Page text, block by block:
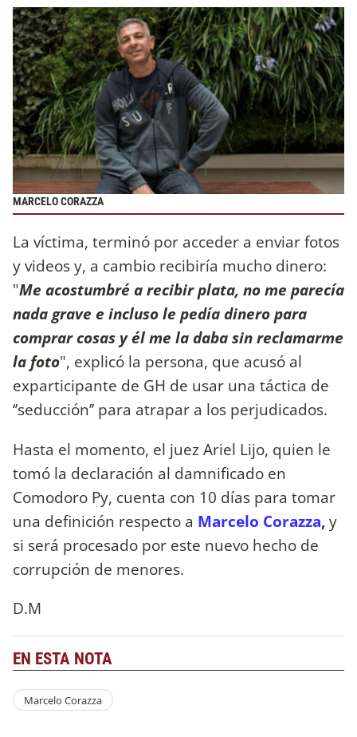
MARCELO CORAZZA
La víctima, terminó por acceder a enviar fotos
y videos y, a cambio recibiría mucho dinero:
"Me acostumbré a recibir plata, no me parecía
nada grave e incluso le pedía dinero para
comprar cosas y él me la daba sin reclamarme
la foto", explicó la persona, que acusó al
exparticipante de GH de usar una táctica de
‘’seducción’’ para atrapar a los perjudicados.
Hasta el momento, el juez Ariel Lijo, quien le
tomó la declaración al damnificado en
Comodoro Py, cuenta con 10 días para tomar
una definición respecto a Marcelo Corazza,y
si será procesado por este nuevo hecho de
corrupción de menores.
D.M
EN ESTA NOTA
Marcelo Corazza